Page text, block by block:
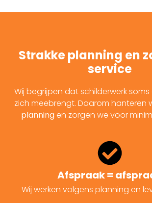
Strakke planning en
service
Wij begrijpen dat schilderwerk
zich meebrengt. Daarom hanteren
planningen zorgen we voor
Afspraak =
Wij werken volgens planning en